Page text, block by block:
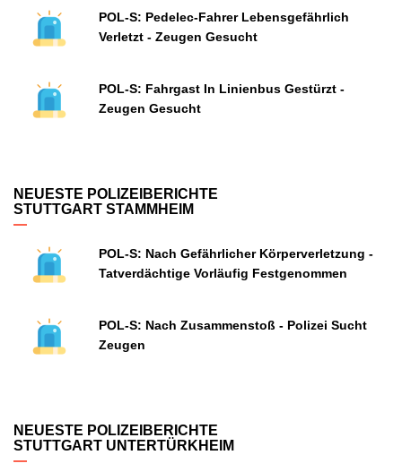
POL-S: Pedelec-Fahrer Lebensgefährlich
Verletzt - Zeugen Gesucht
POL-S: Fahrgast In Linienbus Gestürzt -
Zeugen Gesucht
NEUESTE POLIZEIBERICHTE
STUTTGART STAMMHEIM
POL-S: Nach Gefährlicher Körperverletzung -
Tatverdächtige Vorläufig Festgenommen
POL-S: Nach Zusammenstoß - Polizei Sucht
Zeugen
NEUESTE POLIZEIBERICHTE
STUTTGART UNTERTÜRKHEIM